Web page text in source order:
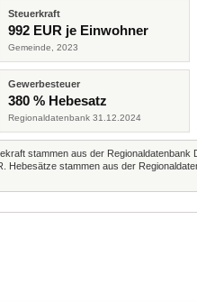
Steuerkraft
992 EUR je Einwohner
Gemeinde, 2023
Gewerbesteuer
380 % Hebesatz
Regionaldatenbank 31.12.2024
stammen aus der
stammen aus der